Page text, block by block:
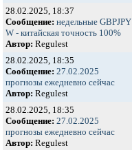
28.02.2025, 18:37
Сообщение: недельные GBPJPY
W - китайская точность 100%
Автор: Regulest
28.02.2025, 18:35
Сообщение: 27.02.2025
прогнозы ежедневно сейчас
Автор: Regulest
28.02.2025, 18:35
Сообщение: 27.02.2025
прогнозы ежедневно сейчас
Автор: Regulest